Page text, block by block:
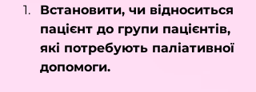
Встановити, чи відноситься
пацієнт до групи пацієнтів,
які потребують паліативної
допомоги.